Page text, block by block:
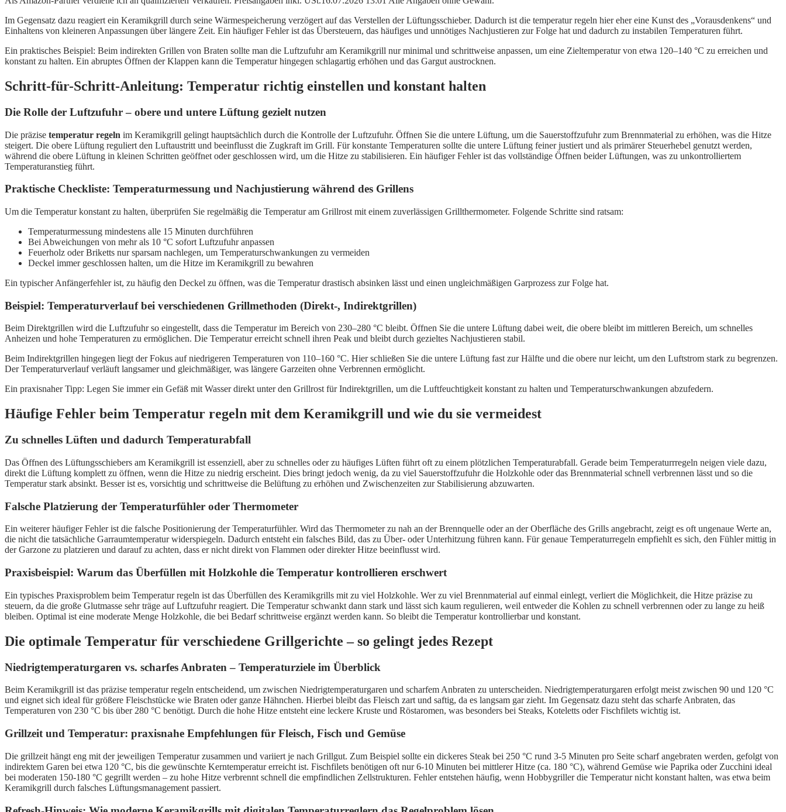
Im Gegensatz dazu reagiert ein Keramikgrill durch seine Wärmespeicherung verzögert auf das Verstellen der Lüftungsschieber. Dadurch ist die temperatur regeln hier eher eine Kunst des „Vorausdenkens“ und
Einhaltens von kleineren Anpassungen über längere Zeit. Ein häufiger Fehler ist das Übersteuern, das häufiges und unnötiges Nachjustieren zur Folge hat und dadurch zu instabilen Temperaturen führt.
Ein praktisches Beispiel: Beim indirekten Grillen von Braten sollte man die Luftzufuhr am Keramikgrill nur minimal und schrittweise anpassen, um eine Zieltemperatur von etwa 120–140 °C zu erreichen und
konstant zu halten. Ein abruptes Öffnen der Klappen kann die Temperatur hingegen schlagartig erhöhen und das Gargut austrocknen.
Schritt-für-Schritt-Anleitung: Temperatur richtig einstellen und konstant halten
Die Rolle der Luftzufuhr – obere und untere Lüftung gezielt nutzen
Die präzise temperatur regeln im Keramikgrill gelingt hauptsächlich durch die Kontrolle der Luftzufuhr. Öffnen Sie die untere Lüftung, um die Sauerstoffzufuhr zum Brennmaterial zu erhöhen, was die Hitze
steigert. Die obere Lüftung reguliert den Luftaustritt und beeinflusst die Zugkraft im Grill. Für konstante Temperaturen sollte die untere Lüftung feiner justiert und als primärer Steuerhebel genutzt werden,
während die obere Lüftung in kleinen Schritten geöffnet oder geschlossen wird, um die Hitze zu stabilisieren. Ein häufiger Fehler ist das vollständige Öffnen beider Lüftungen, was zu unkontrolliertem
Temperaturanstieg führt.
Praktische Checkliste: Temperaturmessung und Nachjustierung während des Grillens
Um die Temperatur konstant zu halten, überprüfen Sie regelmäßig die Temperatur am Grillrost mit einem zuverlässigen Grillthermometer. Folgende Schritte sind ratsam:
Temperaturmessung mindestens alle 15 Minuten durchführen
Bei Abweichungen von mehr als 10 °C sofort Luftzufuhr anpassen
Feuerholz oder Briketts nur sparsam nachlegen, um Temperaturschwankungen zu vermeiden
Deckel immer geschlossen halten, um die Hitze im Keramikgrill zu bewahren
Ein typischer Anfängerfehler ist, zu häufig den Deckel zu öffnen, was die Temperatur drastisch absinken lässt und einen ungleichmäßigen Garprozess zur Folge hat.
Beispiel: Temperaturverlauf bei verschiedenen Grillmethoden (Direkt-, Indirektgrillen)
Beim Direktgrillen wird die Luftzufuhr so eingestellt, dass die Temperatur im Bereich von 230–280 °C bleibt. Öffnen Sie die untere Lüftung dabei weit, die obere bleibt im mittleren Bereich, um schnelles
Anheizen und hohe Temperaturen zu ermöglichen. Die Temperatur erreicht schnell ihren Peak und bleibt durch gezieltes Nachjustieren stabil.
Beim Indirektgrillen hingegen liegt der Fokus auf niedrigeren Temperaturen von 110–160 °C. Hier schließen Sie die untere Lüftung fast zur Hälfte und die obere nur leicht, um den Luftstrom stark zu begrenzen.
Der Temperaturverlauf verläuft langsamer und gleichmäßiger, was längere Garzeiten ohne Verbrennen ermöglicht.
Ein praxisnaher Tipp: Legen Sie immer ein Gefäß mit Wasser direkt unter den Grillrost für Indirektgrillen, um die Luftfeuchtigkeit konstant zu halten und Temperaturschwankungen abzufedern.
Häufige Fehler beim Temperatur regeln mit dem Keramikgrill und wie du sie vermeidest
Zu schnelles Lüften und dadurch Temperaturabfall
Das Öffnen des Lüftungsschiebers am Keramikgrill ist essenziell, aber zu schnelles oder zu häufiges Lüften führt oft zu einem plötzlichen Temperaturabfall. Gerade beim Temperaturrregeln neigen viele dazu,
direkt die Lüftung komplett zu öffnen, wenn die Hitze zu niedrig erscheint. Dies bringt jedoch wenig, da zu viel Sauerstoffzufuhr die Holzkohle oder das Brennmaterial schnell verbrennen lässt und so die
Temperatur stark absinkt. Besser ist es, vorsichtig und schrittweise die Belüftung zu erhöhen und Zwischenzeiten zur Stabilisierung abzuwarten.
Falsche Platzierung der Temperaturfühler oder Thermometer
Ein weiterer häufiger Fehler ist die falsche Positionierung der Temperaturfühler. Wird das Thermometer zu nah an der Brennquelle oder an der Oberfläche des Grills angebracht, zeigt es oft ungenaue Werte an,
die nicht die tatsächliche Garraumtemperatur widerspiegeln. Dadurch entsteht ein falsches Bild, das zu Über- oder Unterhitzung führen kann. Für genaue Temperaturregeln empfiehlt es sich, den Fühler mittig in
der Garzone zu platzieren und darauf zu achten, dass er nicht direkt von Flammen oder direkter Hitze beeinflusst wird.
Praxisbeispiel: Warum das Überfüllen mit Holzkohle die Temperatur kontrollieren erschwert
Ein typisches Praxisproblem beim Temperatur regeln ist das Überfüllen des Keramikgrills mit zu viel Holzkohle. Wer zu viel Brennmaterial auf einmal einlegt, verliert die Möglichkeit, die Hitze präzise zu
steuern, da die große Glutmasse sehr träge auf Luftzufuhr reagiert. Die Temperatur schwankt dann stark und lässt sich kaum regulieren, weil entweder die Kohlen zu schnell verbrennen oder zu lange zu heiß
bleiben. Optimal ist eine moderate Menge Holzkohle, die bei Bedarf schrittweise ergänzt werden kann. So bleibt die Temperatur kontrollierbar und konstant.
Die optimale Temperatur für verschiedene Grillgerichte – so gelingt jedes Rezept
Niedrigtemperaturgaren vs. scharfes Anbraten – Temperaturziele im Überblick
Beim Keramikgrill ist das präzise temperatur regeln entscheidend, um zwischen Niedrigtemperaturgaren und scharfem Anbraten zu unterscheiden. Niedrigtemperaturgaren erfolgt meist zwischen 90 und 120 °C
und eignet sich ideal für größere Fleischstücke wie Braten oder ganze Hähnchen. Hierbei bleibt das Fleisch zart und saftig, da es langsam gar zieht. Im Gegensatz dazu steht das scharfe Anbraten, das
Temperaturen von 230 °C bis über 280 °C benötigt. Durch die hohe Hitze entsteht eine leckere Kruste und Röstaromen, was besonders bei Steaks, Koteletts oder Fischfilets wichtig ist.
Grillzeit und Temperatur: praxisnahe Empfehlungen für Fleisch, Fisch und Gemüse
Die grillzeit hängt eng mit der jeweiligen Temperatur zusammen und variiert je nach Grillgut. Zum Beispiel sollte ein dickeres Steak bei 250 °C rund 3-5 Minuten pro Seite scharf angebraten werden, gefolgt von
indirektem Garen bei etwa 120 °C, bis die gewünschte Kerntemperatur erreicht ist. Fischfilets benötigen oft nur 6-10 Minuten bei mittlerer Hitze (ca. 180 °C), während Gemüse wie Paprika oder Zucchini ideal
bei moderaten 150-180 °C gegrillt werden – zu hohe Hitze verbrennt schnell die empfindlichen Zellstrukturen. Fehler entstehen häufig, wenn Hobbygriller die Temperatur nicht konstant halten, was etwa beim
Keramikgrill durch falsches Lüftungsmanagement passiert.